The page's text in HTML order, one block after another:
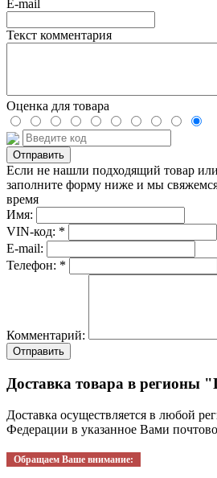
E-mail
Текст комментария
Оценка для товара
Если не нашли подходящий товар
заполните форму ниже и мы
время
Имя:
VIN-код: *
E-mail:
Телефон: *
Комментарий:
Отправить
Доставка товара в регионы
Доставка осуществляется в любой
Федерации в указанное Вами
Обращаем Ваше внимание: